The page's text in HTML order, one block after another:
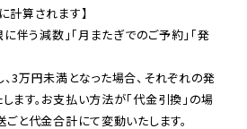
計算されます】
に伴う減数」「月またぎでのご予約」「発
3万円未満となった場合、それぞれの発
ます。お支払い方法が「代金引換」の場